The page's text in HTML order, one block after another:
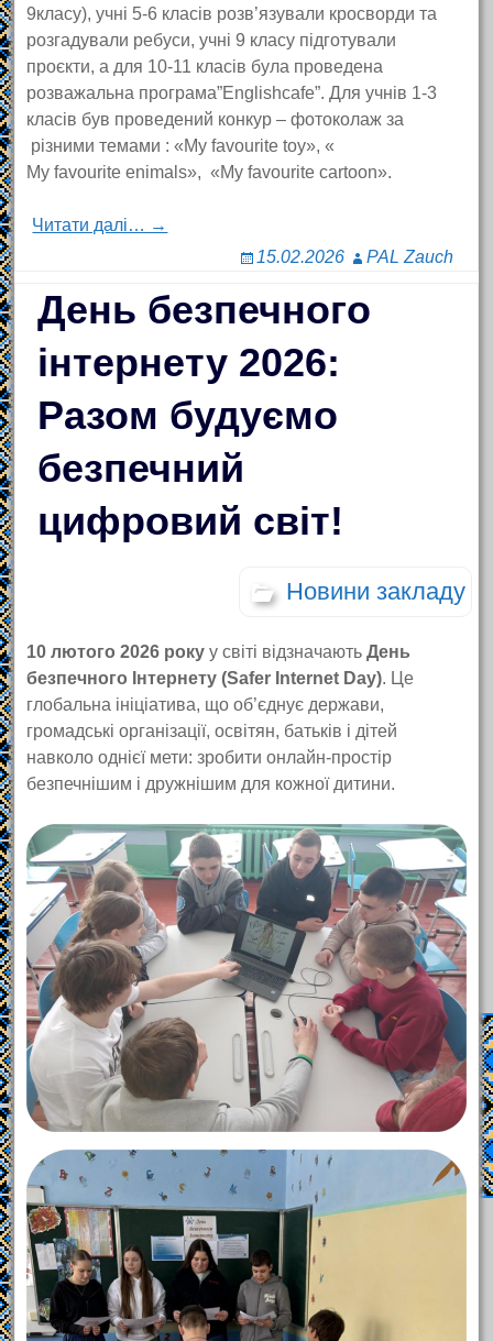
9класу), учні 5-6 класів розв’язували кросворди та
розгадували ребуси, учні 9 класу підготували
проєкти, а для 10-11 класів була проведена
розважальна програма”Englishcafe”. Для учнів 1-3
класів був проведений конкур – фотоколаж за
різними темами : «My favourite toy», «
My favourite enimals», «My favourite cartoon».
Читати далі… →
15.02.2026
PAL Zauch
День безпечного
інтернету 2026:
Разом будуємо
безпечний
цифровий світ!
Новини закладу
10 лютого 2026 року у світі відзначаютьДень
безпечного Інтернету (Safer Internet Day). Це
глобальна ініціатива, що об’єднує держави,
громадські організації, освітян, батьків і дітей
навколо однієї мети: зробити онлайн-простір
безпечнішим і дружнішим для кожної дитини.